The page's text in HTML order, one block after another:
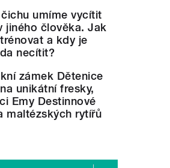
umíme vycítit
jiného člověka. Jak
a kdy je
necítit?
zámek Dětenice
unikátní fresky,
Emy Destinnové
maltézských rytířů